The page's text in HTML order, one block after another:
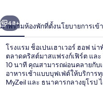
ฮอฟ
า
ถัดไป
48+
ภาพรวมห้องพักที่ตั้งนโยบายการเข้
โรงแรม ช็อเปนเฮาเวอร์ ฮอฟ น่
ตลาดคริสต์มาสแฟรงก์เฟิร์ต และ
10 นาที คุณสามารถผ่อนคลายกับ
อาหารเช้าแบบบุฟเฟ่ต์ให้บริการ
MyZeil และ ธนาคารกลางยุโรป